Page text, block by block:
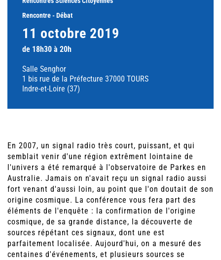
Rencontre - Débat
11 octobre 2019
de 18h30 à 20h
Salle Senghor
1 bis rue de la Préfecture 37000 TOURS
Indre-et-Loire (37)
En 2007, un signal radio très court, puissant, et qui
semblait venir d'une région extrêment lointaine de
l'univers a été remarqué à l'observatoire de Parkes en
Australie. Jamais on n'avait reçu un signal radio aussi
fort venant d'aussi loin, au point que l'on doutait de son
origine cosmique. La conférence vous fera part des
éléments de l'enquête : la confirmation de l'origine
cosmique, de sa grande distance, la découverte de
sources répétant ces signaux, dont une est
parfaitement localisée. Aujourd'hui, on a mesuré des
centaines d'événements, et plusieurs sources se